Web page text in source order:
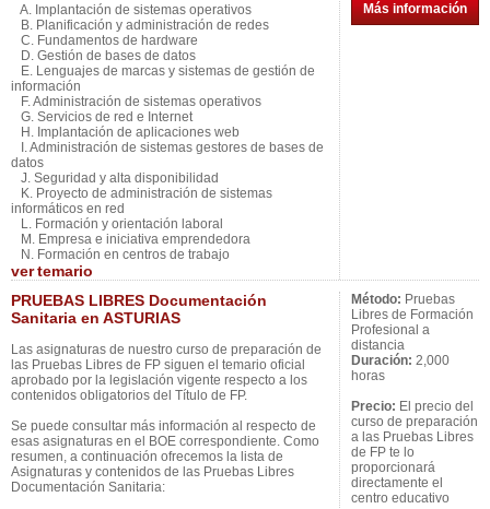
A. Implantación de sistemas operativos
B. Planificación y administración de redes
C. Fundamentos de hardware
D. Gestión de bases de datos
E. Lenguajes de marcas y sistemas de gestión de
información
F. Administración de sistemas operativos
G. Servicios de red e Internet
H. Implantación de aplicaciones web
I. Administración de sistemas gestores de bases de
datos
J. Seguridad y alta disponibilidad
K. Proyecto de administración de sistemas
informáticos en red
L. Formación y orientación laboral
M. Empresa e iniciativa emprendedora
N. Formación en centros de trabajo
vertemario
Más información
PRUEBAS LIBRES Documentación
Sanitaria en ASTURIAS
Las asignaturas de nuestro curso de preparación de
las Pruebas Libres de FP siguen el temario oficial
aprobado por la legislación vigente respecto a los
contenidos obligatorios del Título de FP.
Se puede consultar más información al respecto de
esas asignaturas en el BOE correspondiente. Como
resumen, a continuación ofrecemos la lista de
Asignaturas y contenidos de las Pruebas Libres
Documentación Sanitaria:
Método: Pruebas
Libres de Formación
Profesional a
distancia
Duración: 2,000
horas
Precio: El precio del
curso de preparación
a las Pruebas Libres
de FP te lo
proporcionará
directamente el
centro educativo